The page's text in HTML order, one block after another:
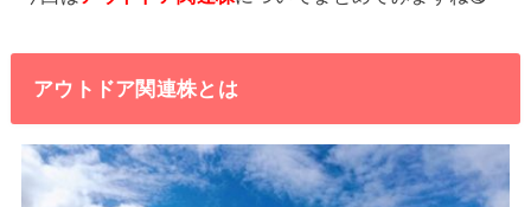
アウトドア関連株とは